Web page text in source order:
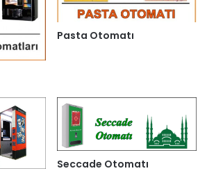
Pasta Otomatı
Seccade Otomatı